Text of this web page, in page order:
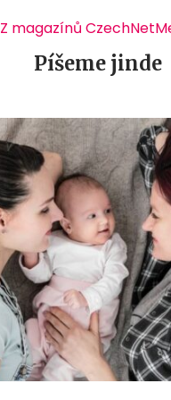
Z magazínů
Píšeme jinde